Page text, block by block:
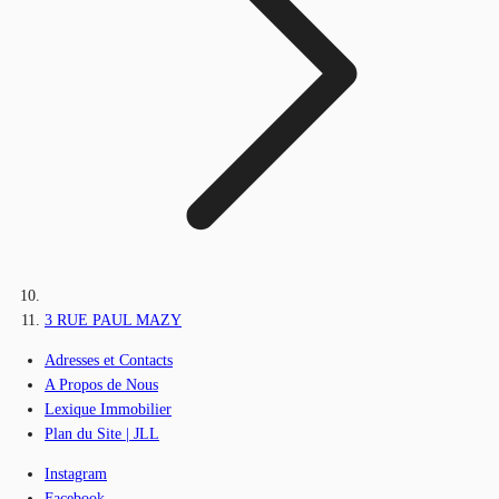
3 RUE PAUL MAZY
Adresses et Contacts
A Propos de Nous
Lexique Immobilier
Plan du Site | JLL
Instagram